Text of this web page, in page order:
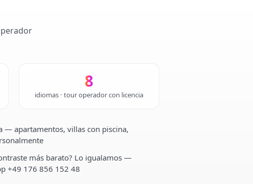
8
idiomas · tour operador con licencia
— apartamentos, villas con piscina,
más barato? Lo igualamos —
+49 176 856 152 48